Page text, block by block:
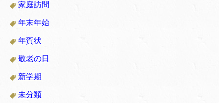
家庭訪問
年末年始
年賀状
敬老の日
新学期
未分類